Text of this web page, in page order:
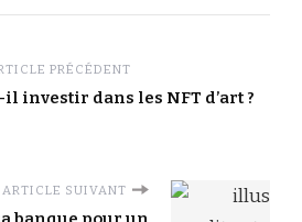
PRÉCÉDENT
il investir dans les NFT d’art ?
ARTICLE SUIVANT